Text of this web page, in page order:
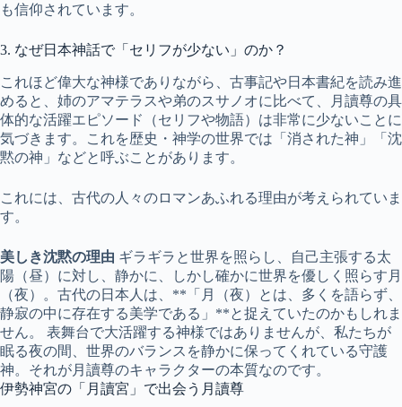
も信仰されています。
3. なぜ日本神話で「セリフが少ない」のか？
これほど偉大な神様でありながら、古事記や日本書紀を読み進
めると、姉のアマテラスや弟のスサノオに比べて、月讀尊の具
体的な活躍エピソード（セリフや物語）は非常に少ないことに
気づきます。これを歴史・神学の世界では「消された神」「沈
黙の神」などと呼ぶことがあります。
これには、古代の人々のロマンあふれる理由が考えられていま
す。
美しき沈黙の理由 ギラギラと世界を照らし、自己主張する太
陽（昼）に対し、静かに、しかし確かに世界を優しく照らす月
（夜）。古代の日本人は、**「月（夜）とは、多くを語らず、
静寂の中に存在する美学である」**と捉えていたのかもしれま
せん。 表舞台で大活躍する神様ではありませんが、私たちが
眠る夜の間、世界のバランスを静かに保ってくれている守護
神。それが月讀尊のキャラクターの本質なのです。
伊勢神宮の「月讀宮」で出会う月讀尊